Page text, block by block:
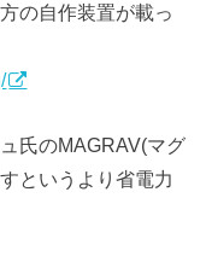
の自作装置が載っ
氏のMAGRAV(マグ
というより省電力